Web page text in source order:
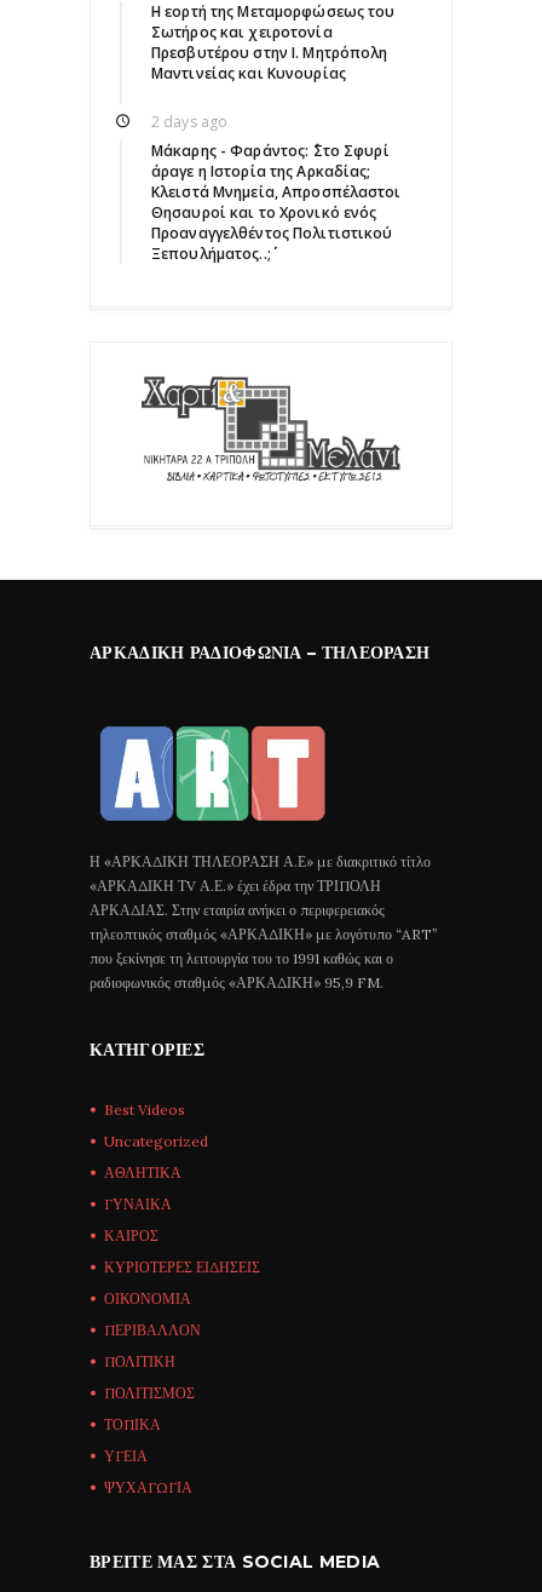
Η εορτή της Μεταμορφώσεως του
Σωτήρος και χειροτονία
Πρεσβυτέρου στην Ι. Μητρόπολη
Μαντινείας και Κυνουρίας
2 days ago
Μάκαρης - Φαράντος: ΄΄Στο Σφυρί
άραγε η Ιστορία της Αρκαδίας;
Κλειστά Μνημεία, Απροσπέλαστοι
Θησαυροί και το Χρονικό ενός
Προαναγγελθέντος Πολιτιστικού
Ξεπουλήματος..;΄΄
ΑΡΚΑΔΙΚΉ ΡΑΔΙΟΦΩΝΊΑ – ΤΗΛΕΌΡΑΣΗ
Η «ΑΡΚΑΔΙΚΗ ΤΗΛΕΟΡΑΣΗ Α.Ε» με διακριτικό τίτλο
«ΑΡΚΑΔΙΚΗ ΤV Α.Ε.» έχει έδρα την ΤΡΙΠΟΛΗ
ΑΡΚΑΔΙΑΣ. Στην εταιρία ανήκει ο περιφερειακός
τηλεοπτικός σταθμός «ΑΡΚΑΔΙΚΗ» με λογότυπο “ART”
που ξεκίνησε τη λειτουργία του το 1991 καθώς και ο
ραδιοφωνικός σταθμός «ΑΡΚΑΔΙΚΗ» 95,9 FM.
ΚΑΤΗΓΟΡΊΕΣ
Best Videos
Uncategorized
ΑΘΛΗΤΙΚΑ
ΓΥΝΑΙΚΑ
ΚΑΙΡΟΣ
ΚΥΡΙΟΤΕΡΕΣ ΕΙΔΗΣΕΙΣ
ΟΙΚΟΝΟΜΙΑ
ΠΕΡΙΒΑΛΛΟΝ
ΠΟΛΙΤΙΚΗ
ΠΟΛΙΤΙΣΜΟΣ
ΤΟΠΙΚΑ
ΥΓΕΙΑ
ΨΥΧΑΓΩΓΙΑ
ΒΡΕΊΤΕ ΜΑΣ ΣΤΑ SOCIAL MEDIA